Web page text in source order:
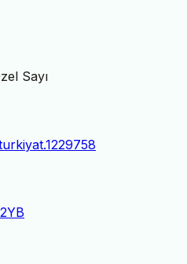
Sayı